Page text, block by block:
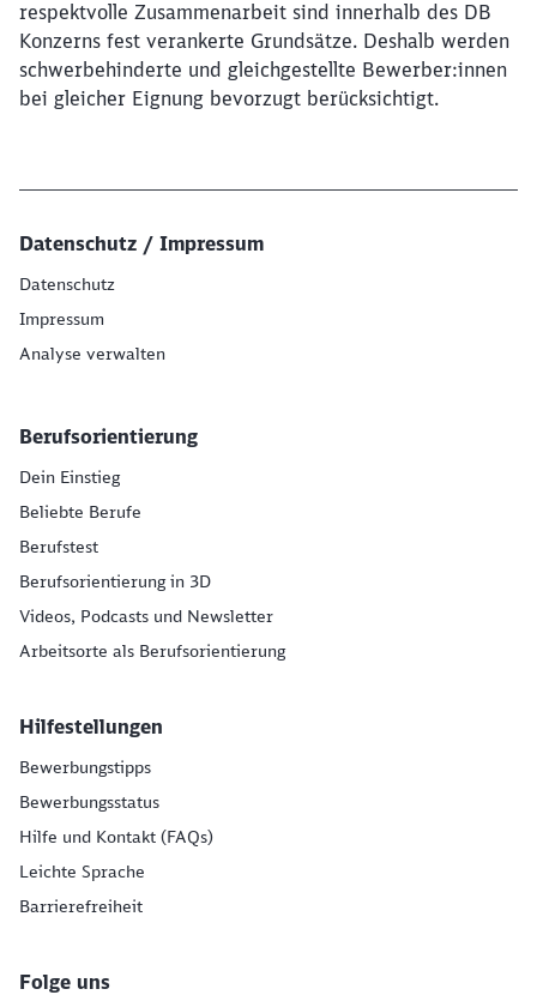
respektvolle Zusammenarbeit sind innerhalb des DB
Konzerns fest verankerte Grundsätze. Deshalb werden
schwerbehinderte und gleichgestellte Bewerber:innen
bei gleicher Eignung bevorzugt berücksichtigt.
Datenschutz / Impressum
Datenschutz
Impressum
Analyse verwalten
Berufsorientierung
Dein Einstieg
Beliebte Berufe
Berufstest
Berufsorientierung in 3D
Videos, Podcasts und Newsletter
Arbeitsorte als Berufsorientierung
Hilfestellungen
Bewerbungstipps
Bewerbungsstatus
Hilfe und Kontakt (FAQs)
Leichte Sprache
Barrierefreiheit
Folge uns